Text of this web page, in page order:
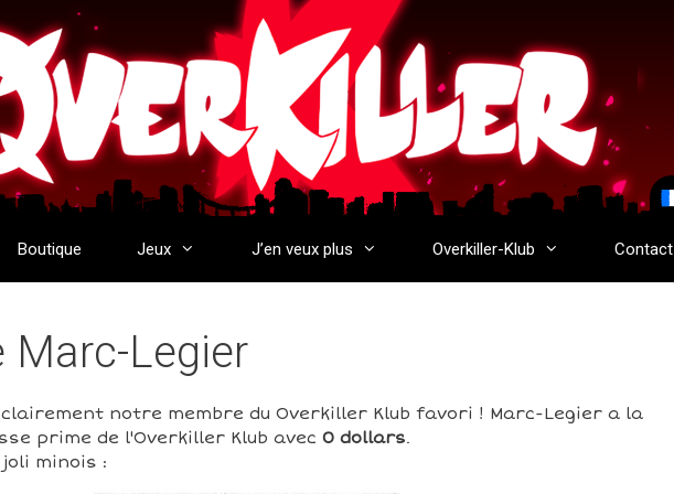
Boutique Jeux J’en veux plus Overkiller-Klub Contact
Marc-Legier
notre membre du Overkiller Klub favori ! Marc-Legier a la
prime de l'Overkiller Klub avec 0 dollars.
minois :